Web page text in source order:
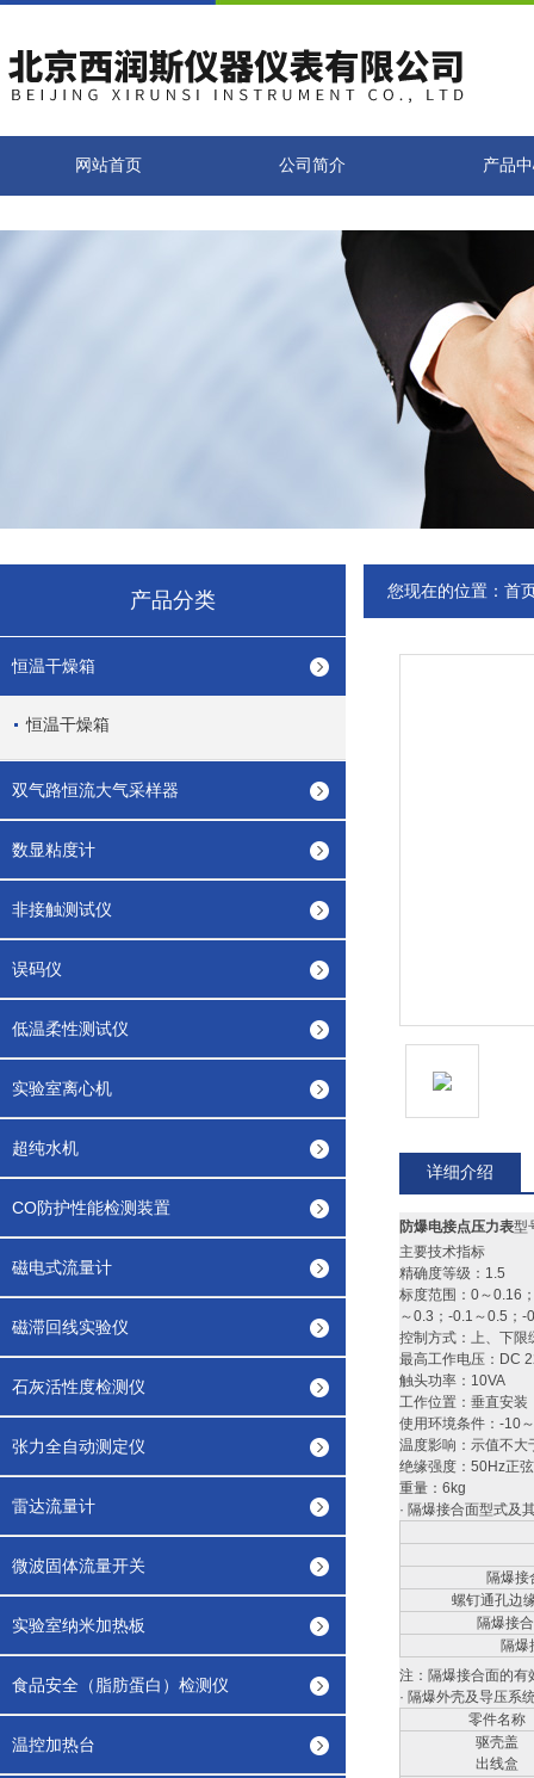
网站首页 公司简介 产品
产品分类
恒温干燥箱
恒温干燥箱
双气路恒流大气采样器
数显粘度计
非接触测试仪
误码仪
低温柔性测试仪
实验室离心机
超纯水机
CO防护性能检测装置
磁电式流量计
磁滞回线实验仪
石灰活性度检测仪
张力全自动测定仪
雷达流量计
微波固体流量开关
实验室纳米加热板
食品安全（脂肪蛋白）检测仪
温控加热台
您现在的位置： 首
详细介绍
防爆电接点压力表型
主要技术指标
精确度等级：1.5
标度范围：0～0.16
～0.3；-0.1～0.5；-
控制方式：上、下限
最高工作电压：DC
触头功率：10VA
工作位置：垂直安装
使用环境条件：-10
温度影响：示值不
绝缘强度：50Hz正
重量：6kg
· 隔爆接合面型式及
隔爆接
螺钉通孔边
隔爆接
隔爆
注：隔爆接合面的有
· 隔爆外壳及导压系
零件名称
驱壳盖
出线盒